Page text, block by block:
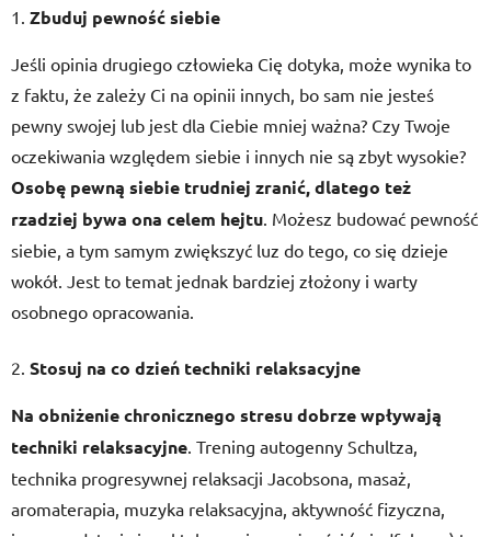
Zbuduj pewność siebie
Jeśli opinia drugiego człowieka Cię dotyka, może wynika to
z faktu, że zależy Ci na opinii innych, bo sam nie jesteś
pewny swojej lub jest dla Ciebie mniej ważna? Czy Twoje
oczekiwania względem siebie i innych nie są zbyt wysokie?
Osobę pewną siebie trudniej zranić, dlatego też
rzadziej bywa ona celem hejtu. Możesz budować pewność
siebie, a tym samym zwiększyć luz do tego, co się dzieje
wokół. Jest to temat jednak bardziej złożony i warty
osobnego opracowania.
Stosuj na co dzień techniki relaksacyjne
Na obniżenie chronicznego stresu dobrze wpływają
techniki relaksacyjne. Trening autogenny Schultza,
technika progresywnej relaksacji Jacobsona, masaż,
aromaterapia, muzyka relaksacyjna, aktywność fizyczna,